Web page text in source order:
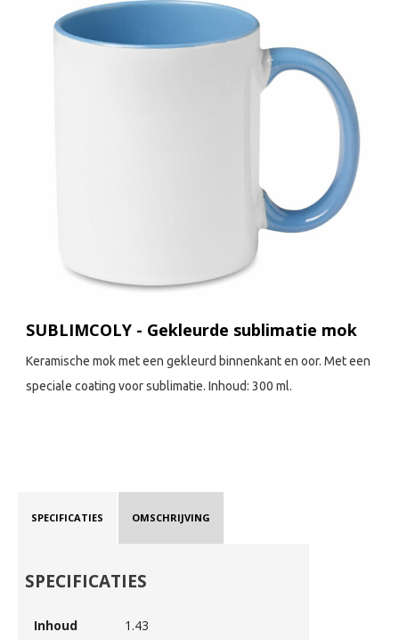
SUBLIMCOLY - Gekleurde sublimatie mok
Keramische mok met een gekleurd binnenkant en oor. Met een
speciale coating voor sublimatie. Inhoud: 300 ml.
SPECIFICATIES OMSCHRIJVING
SPECIFICATIES
Inhoud 1.43